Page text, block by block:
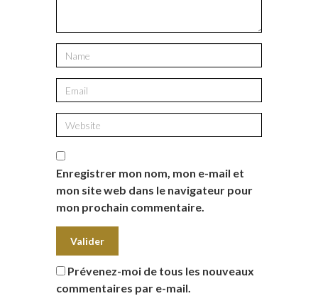
Enregistrer mon nom, mon e-mail et
mon site web dans le navigateur pour
mon prochain commentaire.
Prévenez-moi de tous les nouveaux
commentaires par e-mail.